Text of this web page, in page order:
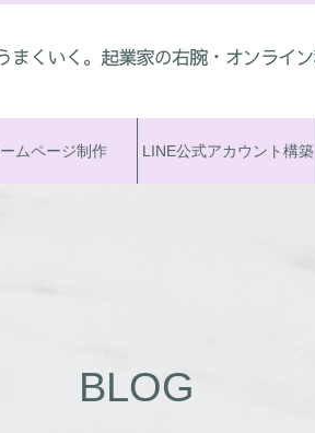
ムページ制作 LINE公式アカウント構築
BLOG